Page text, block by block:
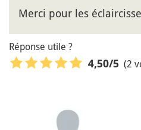
Merci pour les
Réponse utile ?
4,50/5 (2